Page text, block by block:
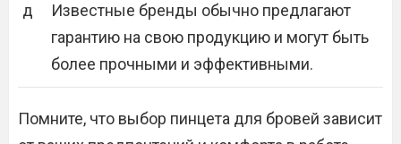
д
Известные бренды обычно предлагают
гарантию на свою продукцию и могут быть
более прочными и эффективными.
Помните, что выбор пинцета для бровей зависит